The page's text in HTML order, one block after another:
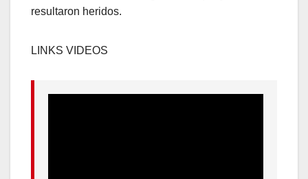
resultaron heridos.
LINKS VIDEOS